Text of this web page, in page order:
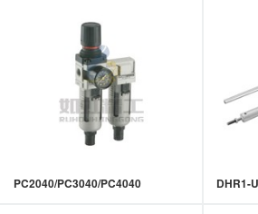
PC2040/PC3040/PC4040